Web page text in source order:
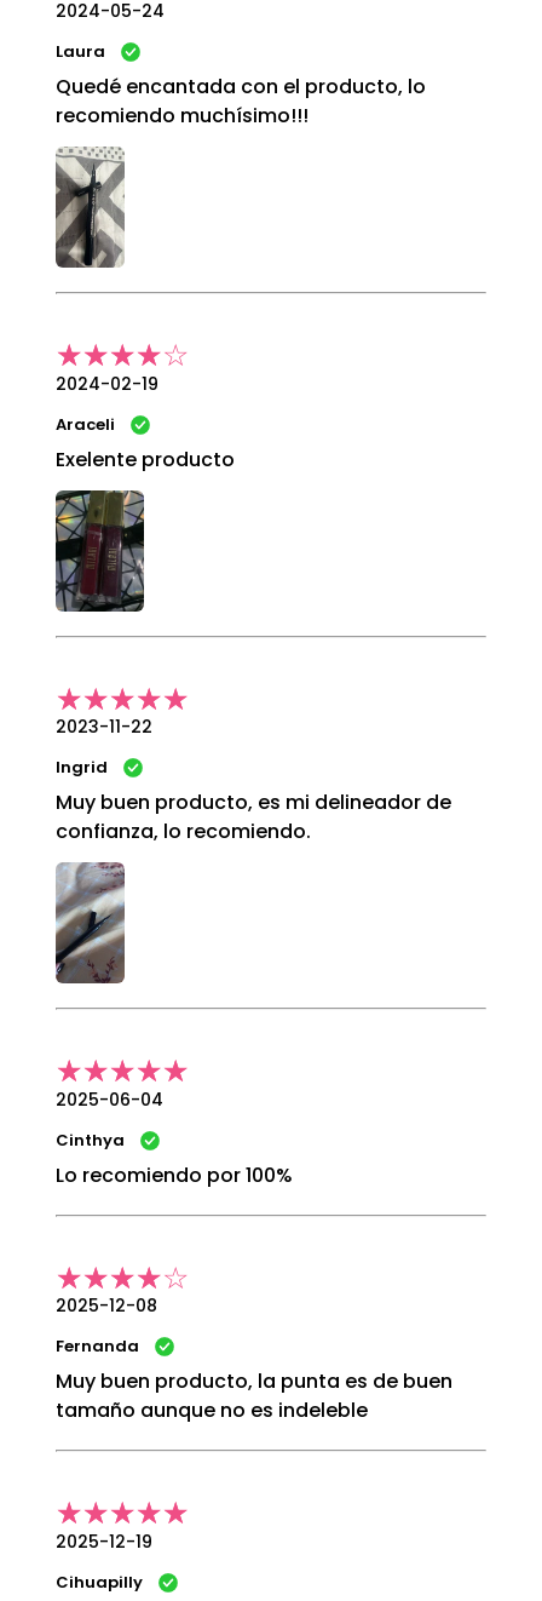
2024-05-24
Laura
Quedé encantada con el producto, lo
recomiendo muchísimo!!!
2024-02-19
Araceli
Exelente producto
2023-11-22
Ingrid
Muy buen producto, es mi delineador de
confianza, lo recomiendo.
2025-06-04
Cinthya
Lo recomiendo por 100%
2025-12-08
Fernanda
Muy buen producto, la punta es de buen
tamaño aunque no es indeleble
2025-12-19
Cihuapilly